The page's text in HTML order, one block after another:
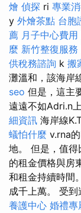
燴 偵探 ri 專業
y 外燴茶點 台胞
薦 月子中心費用
麼 新竹整復服務
供稅務諮詢 k 搬
灘溫和，該海岸
seo 但是，這主
遠遠不如Adri.n
細資訊 海岸線
蟻怕什麼 v.rna
地。 但是，值
的租金價格與房
和租金持續時間
成千上萬。 受
養護中心 婚禮專